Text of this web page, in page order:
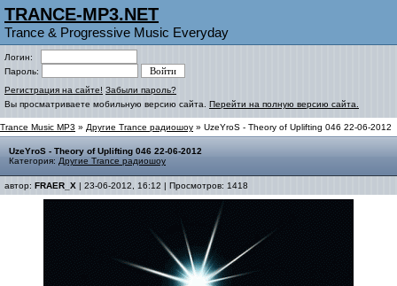
TRANCE-MP3.NET
Trance & Progressive Music Everyday
Логин:
Пароль:
Регистрация на сайте! Забыли пароль?
Вы просматриваете мобильную версию сайта. Перейти на полную версию сайта.
Trance Music MP3 » Другие Trance радиошоу » UzeYroS - Theory of Uplifting 046 22-06-2012
UzeYroS - Theory of Uplifting 046 22-06-2012
Категория: Другие Trance радиошоу
автор: FRAER_X | 23-06-2012, 16:12 | Просмотров: 1418